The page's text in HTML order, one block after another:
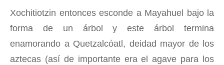
Xochitiotzin entonces esconde a Mayahuel bajo la
forma de un árbol y este árbol termina
enamorando a Quetzalcóatl, deidad mayor de los
aztecas (así de importante era el agave para los